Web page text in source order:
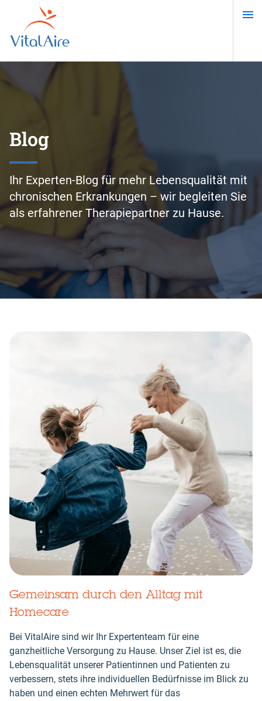
Inhalt
Blog
Ihr Experten-Blog für mehr Lebensqualität mit
chronischen Erkrankungen – wir begleiten Sie
als erfahrener Therapiepartner zu Hause.
Gemeinsam durch den Alltag mit
Homecare
Bei VitalAire sind wir Ihr Expertenteam für eine
ganzheitliche Versorgung zu Hause. Unser Ziel ist es, die
Lebensqualität unserer Patientinnen und Patienten zu
verbessern, stets ihre individuellen Bedürfnisse im Blick zu
haben und einen echten Mehrwert für das